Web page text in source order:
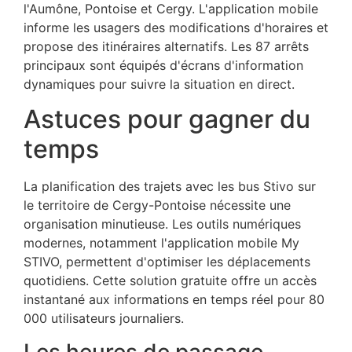
l'Aumône, Pontoise et Cergy. L'application mobile
informe les usagers des modifications d'horaires et
propose des itinéraires alternatifs. Les 87 arrêts
principaux sont équipés d'écrans d'information
dynamiques pour suivre la situation en direct.
Astuces pour gagner du
temps
La planification des trajets avec les bus Stivo sur
le territoire de Cergy-Pontoise nécessite une
organisation minutieuse. Les outils numériques
modernes, notamment l'application mobile My
STIVO, permettent d'optimiser les déplacements
quotidiens. Cette solution gratuite offre un accès
instantané aux informations en temps réel pour 80
000 utilisateurs journaliers.